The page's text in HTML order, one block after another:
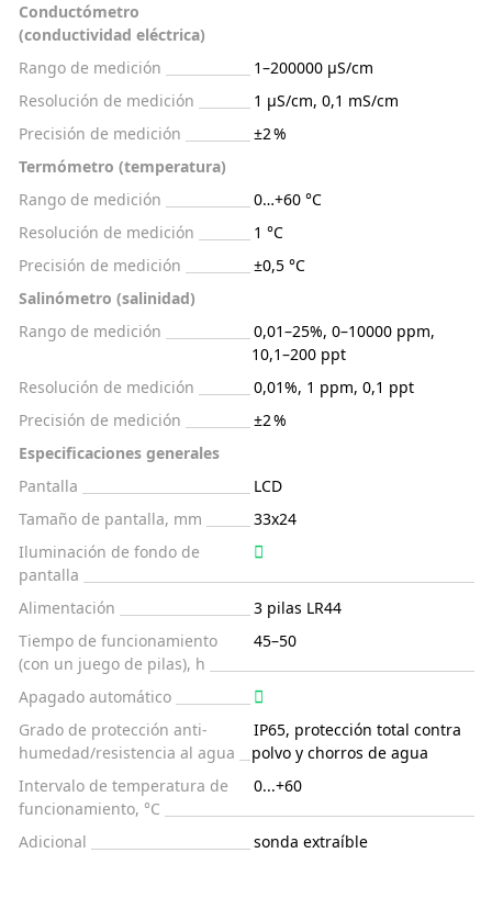
Conductómetro
(conductividad eléctrica)
Rango de medición
1–200000 µS/cm
Resolución de medición
1 μS/cm, 0,1 mS/cm
Precisión de medición
±2 %
Termómetro (temperatura)
Rango de medición
0…+60 °С
Resolución de medición
1 °C
Precisión de medición
±0,5 °C
Salinómetro (salinidad)
Rango de medición
0,01–25%, 0–10000 ppm,
10,1–200 ppt
Resolución de medición
0,01%, 1 ppm, 0,1 ppt
Precisión de medición
±2 %
Especificaciones generales
Pantalla
LCD
Tamaño de pantalla, mm
33x24
Iluminación de fondo de
pantalla
Alimentación
3 pilas LR44
Tiempo de funcionamiento
(con un juego de pilas), h
45–50
Apagado automático
Grado de protección anti-
humedad/resistencia al agua
IP65, protección total contra
polvo y chorros de agua
Intervalo de temperatura de
funcionamiento, °C
0...+60
Adicional sonda extraíble